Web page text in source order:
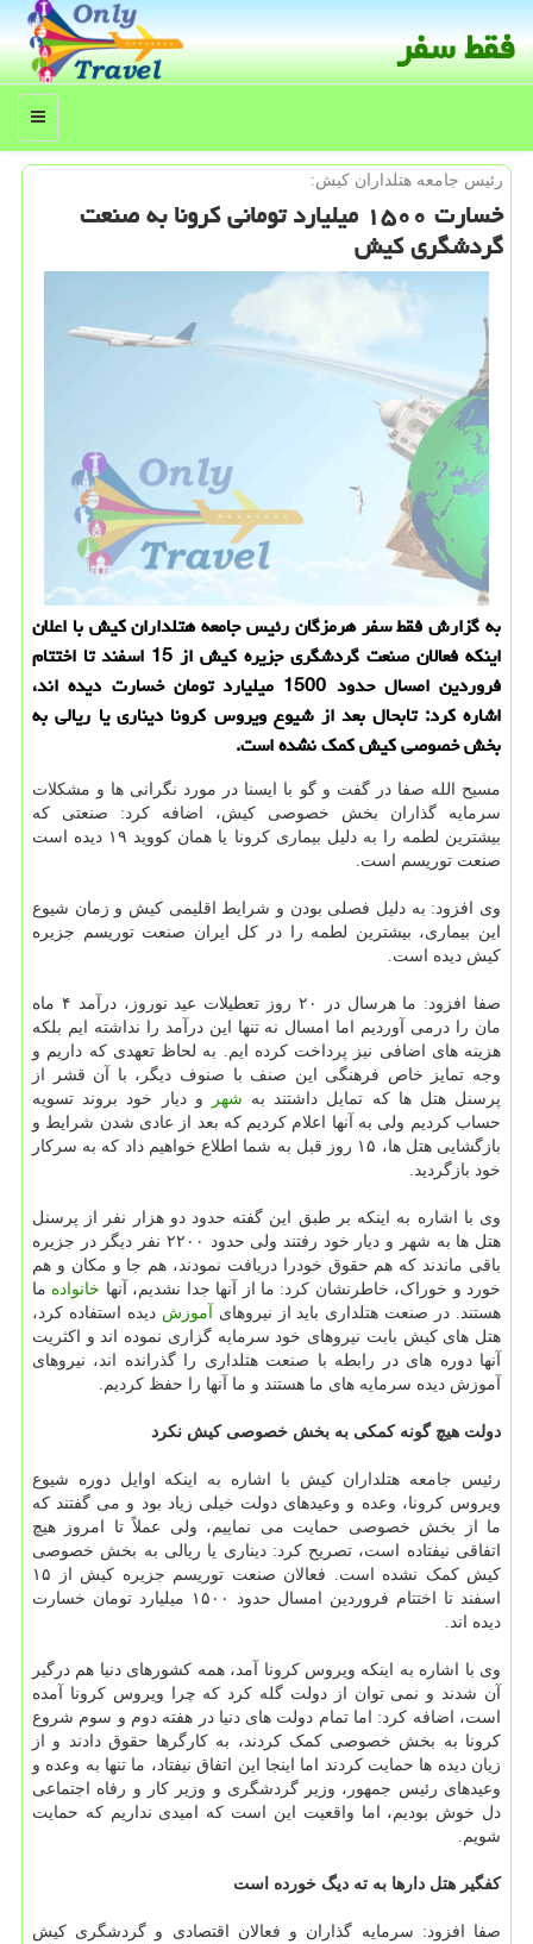
فقط سفر
منو
رئیس جامعه هتلداران كیش:
خسارت ۱۵۰۰ میلیارد تومانی كرونا به صنعت
گردشگری كیش
به گزارش فقط سفر هرمزگان رئیس جامعه هتلداران كیش با اعلان
اینكه فعالان صنعت گردشگری جزیره كیش از 15 اسفند تا اختتام
فروردین امسال حدود 1500 میلیارد تومان خسارت دیده اند،
اشاره كرد: تابحال بعد از شیوع ویروس كرونا دیناری یا ریالی به
بخش خصوصی كیش كمك نشده است.
مسیح الله صفا در گفت و گو با ایسنا در مورد نگرانی ها و مشکلات
سرمایه گذاران بخش خصوصی کیش، اضافه کرد: صنعتی که
بیشترین لطمه را به دلیل بیماری کرونا یا همان کووید ۱۹ دیده است
صنعت توریسم است.
وی افزود: به دلیل فصلی بودن و شرایط اقلیمی کیش و زمان شیوع
این بیماری، بیشترین لطمه را در کل ایران صنعت توریسم جزیره
کیش دیده است.
صفا افزود: ما هرسال در ۲۰ روز تعطیلات عید نوروز، درآمد ۴ ماه
مان را درمی آوردیم اما امسال نه تنها این درآمد را نداشته ایم بلکه
هزینه های اضافی نیز پرداخت کرده ایم. به لحاظ تعهدی که داریم و
وجه تمایز خاص فرهنگی این صنف با صنوف دیگر، با آن قشر از
پرسنل هتل ها که تمایل داشتند به شهر
و دیار خود بروند تسویه
حساب کردیم ولی به آنها اعلام کردیم که بعد از عادی شدن شرایط و
بازگشایی هتل ها، ۱۵ روز قبل به شما اطلاع خواهیم داد که به سرکار
خود بازگردید.
وی با اشاره به اینکه بر طبق این گفته حدود دو هزار نفر از پرسنل
هتل ها به شهر و دیار خود رفتند ولی حدود ۲۲۰۰ نفر دیگر در جزیره
باقی ماندند که هم حقوق خودرا دریافت نمودند، هم جا و مکان و هم
خورد و خوراک، خاطرنشان کرد: ما از آنها جدا نشدیم، آنها خانواده ما
هستند. در صنعت هتلداری باید از نیروهای آموزش دیده استفاده کرد،
هتل های کیش بابت نیروهای خود سرمایه گزاری نموده اند و اکثریت
آنها دوره های در رابطه با صنعت هتلداری را گذرانده اند، نیروهای
آموزش دیده سرمایه های ما هستند و ما آنها را حفظ کردیم.
دولت هیچ گونه کمکی به بخش خصوصی کیش نکرد
رئیس جامعه هتلداران کیش با اشاره به اینکه اوایل دوره شیوع
ویروس کرونا، وعده و وعیدهای دولت خیلی زیاد بود و می گفتند که
ما از بخش خصوصی حمایت می نماییم، ولی عملاً تا امروز هیچ
اتفاقی نیفتاده است، تصریح کرد: دیناری یا ریالی به بخش خصوصی
کیش کمک نشده است. فعالان صنعت توریسم جزیره کیش از ۱۵
اسفند تا اختتام فروردین امسال حدود ۱۵۰۰ میلیارد تومان خسارت
دیده اند.
وی با اشاره به اینکه ویروس کرونا آمد، همه کشورهای دنیا هم درگیر
آن شدند و نمی توان از دولت گله کرد که چرا ویروس کرونا آمده
است، اضافه کرد: اما تمام دولت های دنیا در هفته دوم و سوم شروع
کرونا به بخش خصوصی کمک کردند، به کارگرها حقوق دادند و از
زیان دیده ها حمایت کردند اما اینجا این اتفاق نیفتاد، ما تنها به وعده و
وعیدهای رئیس جمهور، وزیر گردشگری و وزیر کار و رفاه اجتماعی
دل خوش بودیم، اما واقعیت این است که امیدی نداریم که حمایت
شویم.
کفگیر هتل دارها به ته دیگ خورده است
صفا افزود: سرمایه گذاران و فعالان اقتصادی و گردشگری کیش